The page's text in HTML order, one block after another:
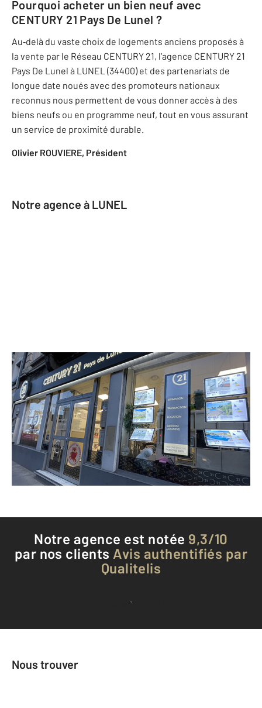
Pourquoi acheter un bien neuf avec
CENTURY 21 Pays De Lunel ?
Au‐delà du vaste choix de logements anciens proposés à
la vente par le Réseau CENTURY 21, l’agence CENTURY 21
Pays De Lunel à LUNEL (34400) et des partenariats de
longue date noués avec des promoteurs nationaux
reconnus nous permettent de vous donner accès à des
biens neufs ou en programme neuf, tout en vous assurant
un service de proximité durable.
Olivier ROUVIERE, Président
Notre agence à LUNEL
CENTURY 21 Pays de Lunel
145 boulevard Lafayette BP 148
LUNEL - 34400
Envoyer un message
Téléphoner à l'agence
Notre agence est notée 9,3/10
par nos clients Avis authentifiés par
Qualitelis
Voir tous les avis clients
Nous trouver